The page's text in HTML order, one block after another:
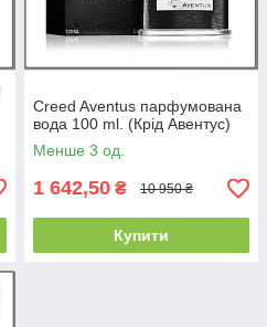
Creed Aventus парфумована
вода 100 ml. (Крід Авентус)
Менше 3 од.
1 642,50 ₴ 10 950 ₴
Купити